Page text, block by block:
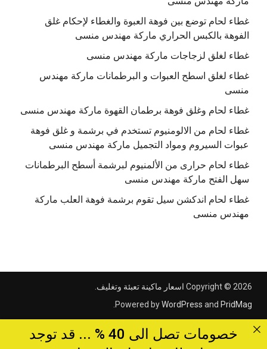
غطاء لحام توضع بين فوهة العبوة والغطاء لإحكام غلق
الفوهة بالكبس الحراري ماركة مهندس منسى
غطاء لغلق لزجاجات ماركة مهندس منسى
غطاء لغلق اسطح العبوات و البرطمانات ماركة مهندس
منسى
غطاء لحام وغلق فوهة برطمان القهوة ماركة مهندس منسى
غطاء لحام من الالومنيوم تستخدم في برشمة و غلق فوهة
عبوات السيروم ومواد التجميل ماركة مهندس منسى
غطاء لحام حرارى من الألمنيوم لبرشمة أسطح البرطمانات
سهل الفتح ماركة مهندس منسى
غطاء لحام اندكشن سيل تقوم برشمة فوهة العلب ماركة
مهندس منسى
Copyright © 2026 اسعار ماكينة تعبئة وتغليف
Powered byWordPress and PridMag
خصومات تصل الى 40 % ... قد توجد